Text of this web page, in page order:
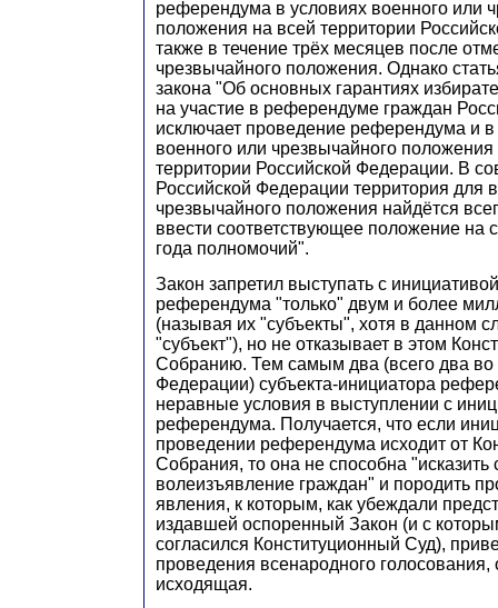
референдума в условиях военного или
положения на всей территории
также в течение трёх месяцев после
чрезвычайного положения. Однако
закона "Об основных гарантиях
на участие в референдуме граждан
исключает проведение референдума и
военного или чрезвычайного
территории Российской Федерации. В
Российской Федерации территория для
чрезвычайного положения найдётся
ввести соответствующее положение на
года полномочий".
Закон запретил выступать с
референдума "только" двум и более
(называя их "субъекты", хотя в данном
"субъект"), но не отказывает в этом
Собранию. Тем самым два (всего два во
Федерации) субъекта-инициатора
неравные условия в выступлении с
референдума. Получается, что если
проведении референдума исходит от
Собрания, то она не способна "исказить
волеизъявление граждан" и породить
явления, к которым, как убеждали
издавшей оспоренный Закон (и с
согласился Конституционный Суд),
проведения всенародного голосования,
исходящая.